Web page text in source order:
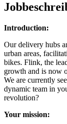
Introduction:
Our delivery hubs
urban areas,
bikes. Flink, the
growth and is now
We are currently
dynamic team in
revolution?
Your mission: